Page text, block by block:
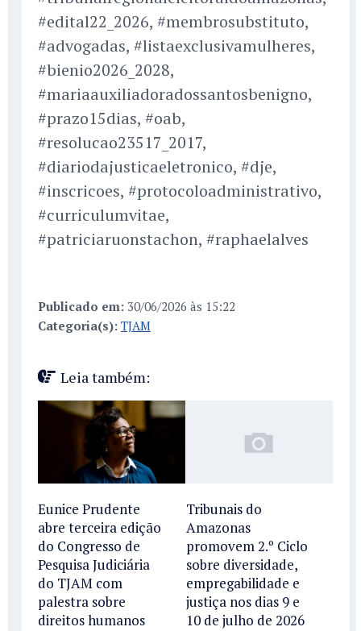
#edital22_2026, #membrosubstituto,
#advogadas, #listaexclusivamulheres,
#bienio2026_2028,
#mariaauxiliadoradossantosbenigno,
#prazo15dias, #oab,
#resolucao23517_2017,
#diariodajusticaeletronico, #dje,
#inscricoes, #protocoloadministrativo,
#curriculumvitae,
#patriciaruonstachon, #raphaelalves
Publicado em: 30/06/2026 às 15:22
Categoria(s): TJAM
Leia também:
Eunice Prudente
abre terceira edição
do Congresso de
Pesquisa Judiciária
do TJAM com
palestra sobre
direitos humanos
Tribunais do
Amazonas
promovem 2.º Ciclo
sobre diversidade,
empregabilidade e
justiça nos dias 9 e
10 de julho de 2026